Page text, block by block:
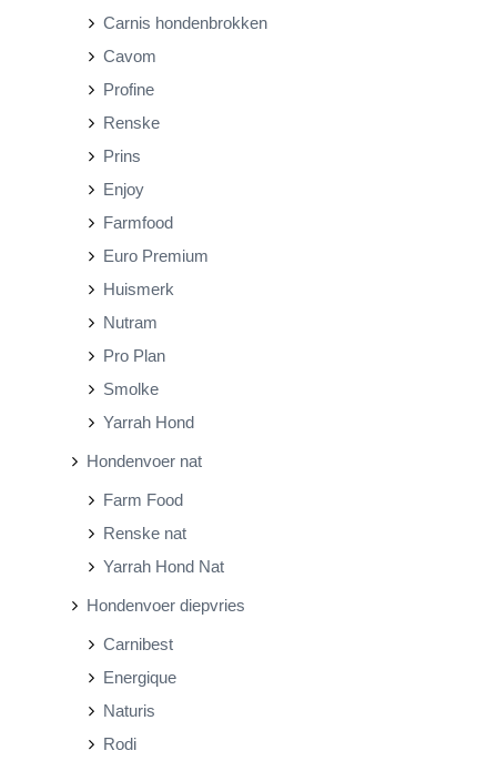
Carnis hondenbrokken
Cavom
Profine
Renske
Prins
Enjoy
Farmfood
Euro Premium
Huismerk
Nutram
Pro Plan
Smolke
Yarrah Hond
Hondenvoer nat
Farm Food
Renske nat
Yarrah Hond Nat
Hondenvoer diepvries
Carnibest
Energique
Naturis
Rodi